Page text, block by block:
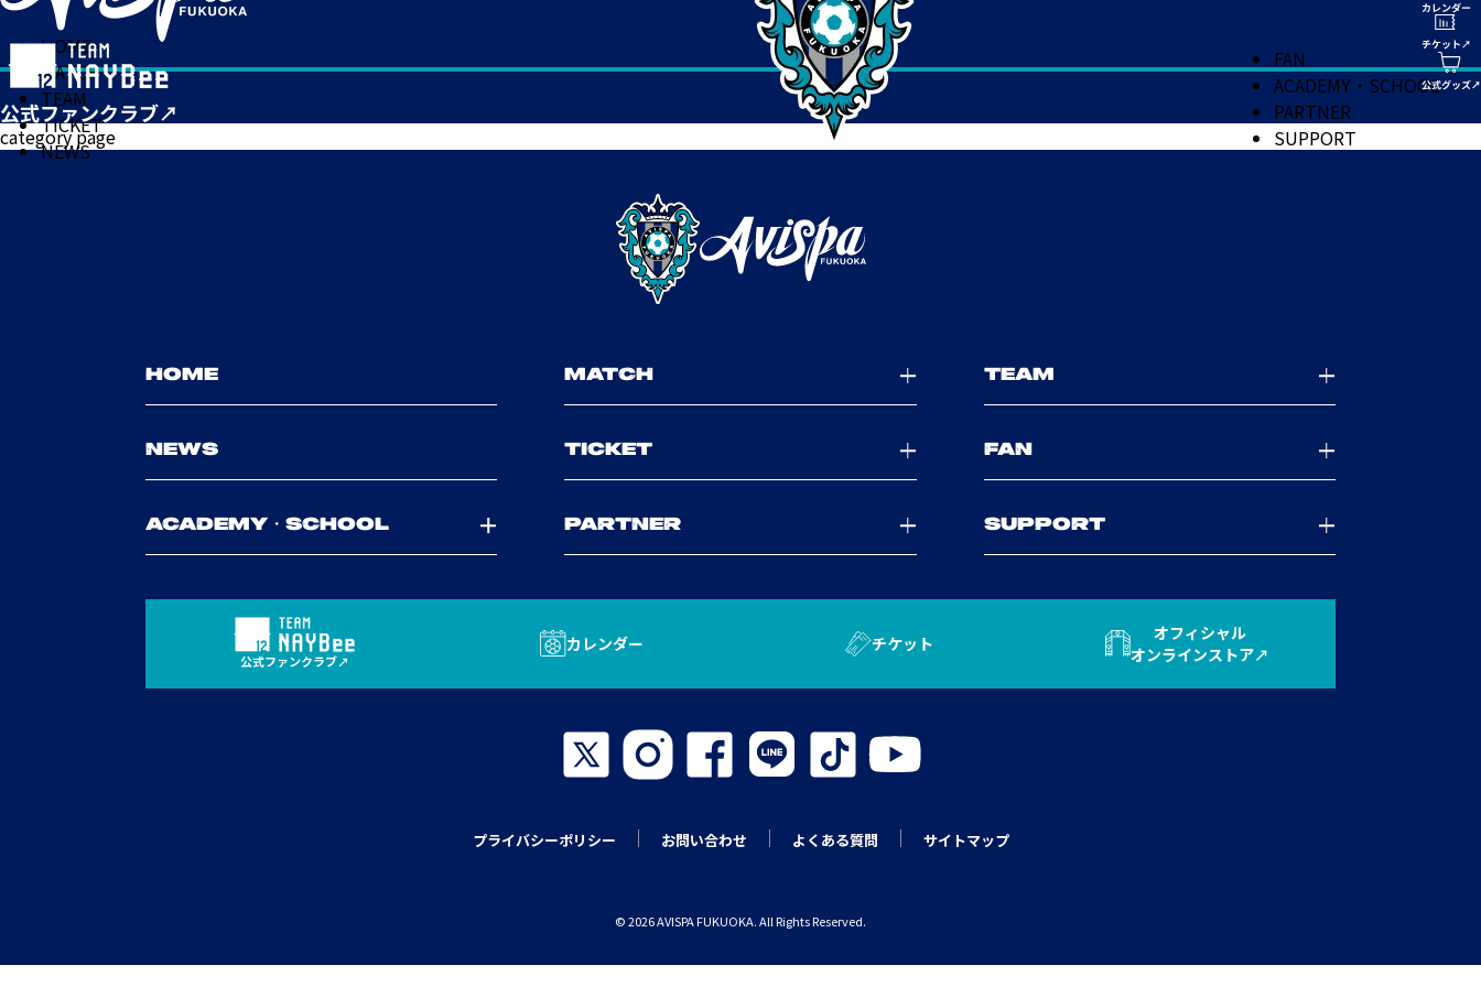
HOME
MATCH
TEAM
TICKET
NEWS
FAN
ACADEMY・SCHOOL
PARTNER
SUPPORT
category page
HOME MATCH TEAM
NEWS TICKET FAN
ACADEMY・SCHOOL PARTNER SUPPORT
公式ファンクラブ
カレンダー チケット
オフィシャル
オンラインストア
プライバシーポリシー お問い合わせ よくある質問 サイトマップ
© 2026 AVISPA FUKUOKA. All Rights Reserved.